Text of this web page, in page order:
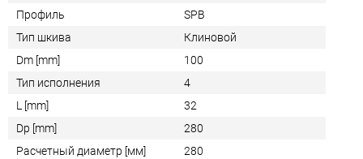
Профиль
SPB
Тип шкива
Клиновой
Dm [mm]
100
Тип исполнения
4
L [mm]
32
Dp [mm]
280
Расчетный диаметр [мм]
280